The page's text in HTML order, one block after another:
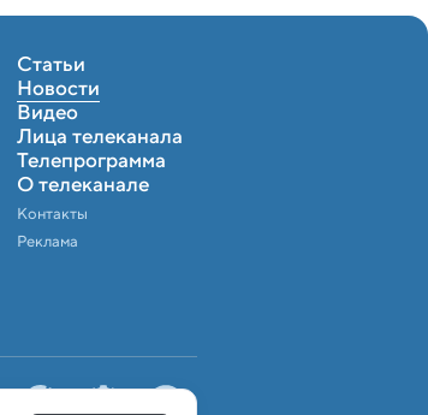
Статьи
Новости
Видео
Лица телеканала
Телепрограмма
О телеканале
Контакты
Реклама